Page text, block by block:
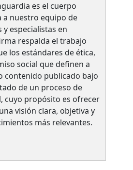
es el cuerpo
nuestro equipo de
especialistas en
respalda el trabajo
los estándares de ética,
social que definen a
contenido publicado bajo
de un proceso de
cuyo propósito es ofrecer
visión clara, objetiva y
más relevantes.